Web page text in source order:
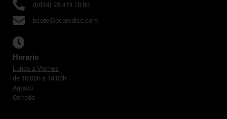
(0034) 93 419 78 83
bcore@bcoredisc.com
Horario
Lunes a Viernes
de 10:00h a 14:00h
Agosto
Cerrado